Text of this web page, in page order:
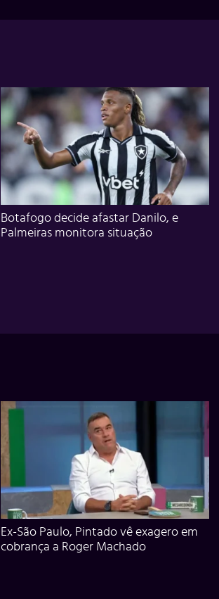
Botafogo decide afastar Danilo, e
Palmeiras monitora situação
Ex-São Paulo, Pintado vê exagero em
cobrança a Roger Machado